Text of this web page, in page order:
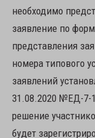
необходимо
заявление по
представления
номера типового
заявлений
31.08.2020 №ЕД-7-
решение
будет